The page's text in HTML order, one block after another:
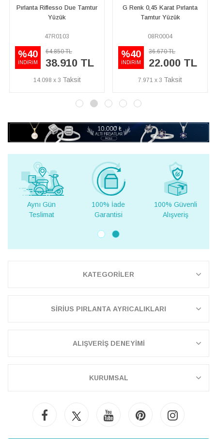
Due Tamtur
TL
G Renk 0,45 Karat Pırlanta
%40
İNDİRİM 22.000 TL
7.971 x 3
%50
İNDİRİM
6.565 x 3
Aynı Gün
Teslimat
100% İade
Garantisi
100% Güvenli
Alışveriş
KATEGORİLER
SİRİUS PIRLANTA AYRICALIKLARI
ALIŞVERİŞ DENEYİMİ
KURUMSAL